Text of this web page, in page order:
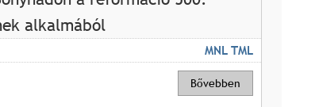
alkalmából
MNL TML
Bővebben